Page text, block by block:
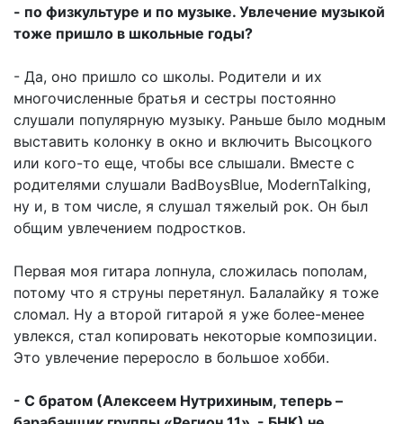
- по физкультуре и по музыке. Увлечение музыкой
тоже пришло в школьные годы?
- Да, оно пришло со школы. Родители и их
многочисленные братья и сестры постоянно
слушали популярную музыку. Раньше было модным
выставить колонку в окно и включить Высоцкого
или кого-то еще, чтобы все слышали. Вместе с
родителями слушали BadBoysBlue, ModernTalking,
ну и, в том числе, я слушал тяжелый рок. Он был
общим увлечением подростков.
Первая моя гитара лопнула, сложилась пополам,
потому что я струны перетянул. Балалайку я тоже
сломал. Ну а второй гитарой я уже более-менее
увлекся, стал копировать некоторые композиции.
Это увлечение переросло в большое хобби.
- С братом (Алексеем Нутрихиным, теперь –